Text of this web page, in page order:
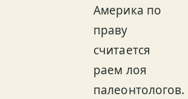
Америка по
праву
считается
раем лоя
палеонтологов.